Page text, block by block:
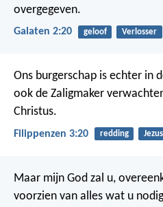
overgegeven.
Galaten 2:20 geloof Verlosser
Ons burgerschap is echter in
ook de Zaligmaker
Christus.
Filippenzen 3:20 redding Jezus
Maar mijn God zal u,
voorzien van alles wat u